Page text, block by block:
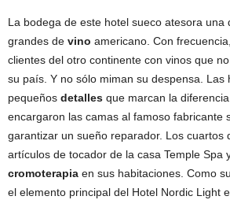
La bodega de este hotel sueco atesora una
grandes de vino americano. Con
clientes del otro continente con vinos que
su país. Y no sólo miman su despensa. Las
pequeños detalles que marcan la
encargaron las camas al famoso fabricante
garantizar un sueño reparador. Los cuartos
artículos de tocador de la casa Temple Spa
cromoterapia en sus habitaciones. Como
el elemento principal del Hotel Nordic Light